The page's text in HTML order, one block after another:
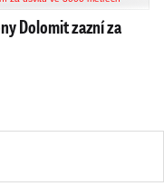
Dolomit zazní za